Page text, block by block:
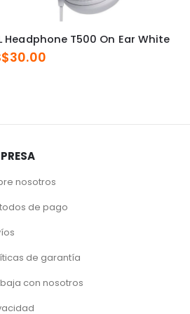
Headphone T500 On Ear White
30.00
nosotros
de pago
de garantía
con nosotros